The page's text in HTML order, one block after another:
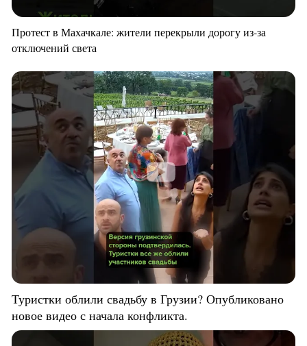
Протест в Махачкале: жители перекрыли дорогу из-за
отключений света
Туристки облили свадьбу в Грузии? Опубликовано
новое видео с начала конфликта.